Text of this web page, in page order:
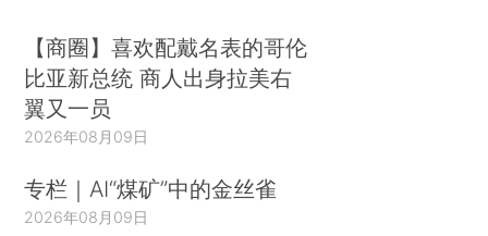
【商圈】喜欢配戴名表的哥伦
比亚新总统 商人出身拉美右
翼又一员
2026年08月09日
专栏｜AI“煤矿”中的金丝雀
2026年08月09日